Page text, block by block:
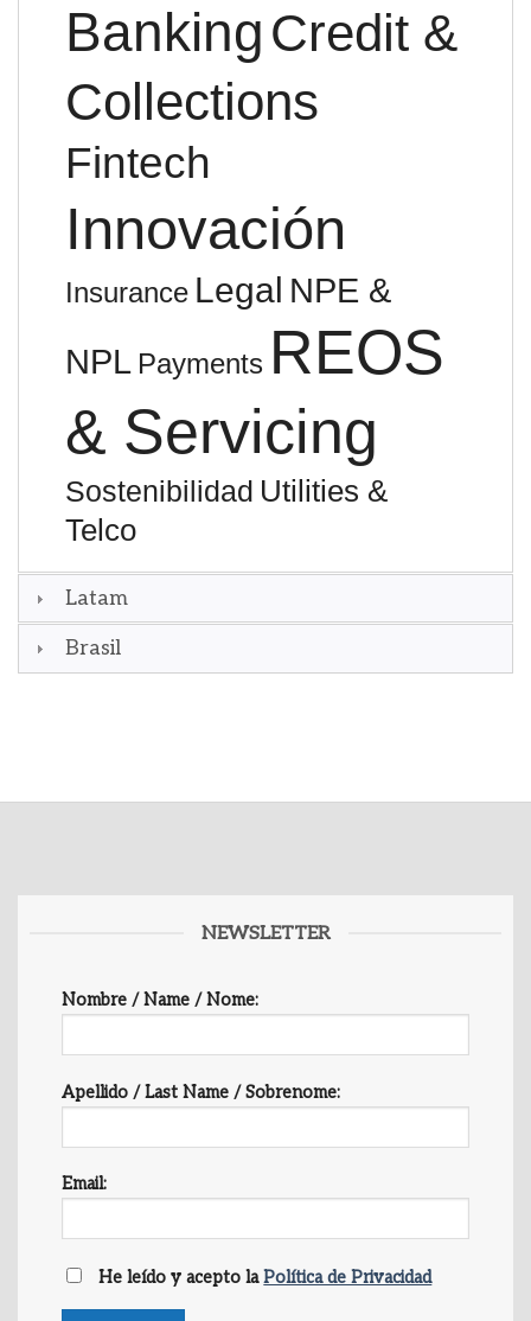
Banking Credit &
Collections
Fintech
Innovación
Insurance Legal NPE &
NPL Payments REOS
& Servicing
Sostenibilidad Utilities &
Telco
Latam
Brasil
NEWSLETTER
Nombre / Name / Nome:
Apellido / Last Name / Sobrenome:
Email:
He leído y acepto laPolítica de Privacidad